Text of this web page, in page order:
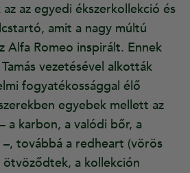
az egyedi ékszerkollekció és
amit a nagy múltú
Alfa Romeo inspirált. Ennek
vezetésével alkották
fogyatékossággal élő
egyebek mellett az
a karbon, a valódi bőr, a
továbbá a redheart (vörös
ötvöződtek, a kollekción